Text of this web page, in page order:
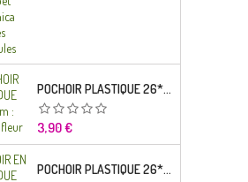
POCHOIR PLASTIQUE 26*18CM : OISEAU ET FLEUR
Prix
3,90 €
POCHOIR PLASTIQUE 26*18CM : ALPHABET (03)